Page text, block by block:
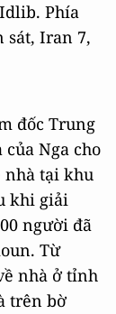
Phía
sát, Iran 7,
đốc Trung
Nga cho
nhà tại khu
khi giải
người đã
Từ
nhà ở tỉnh
trên bờ